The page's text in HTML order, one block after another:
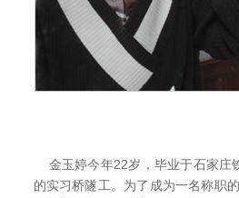
金玉婷今年22岁，毕业于石家庄
的实习桥隧工。为了成为一名称职